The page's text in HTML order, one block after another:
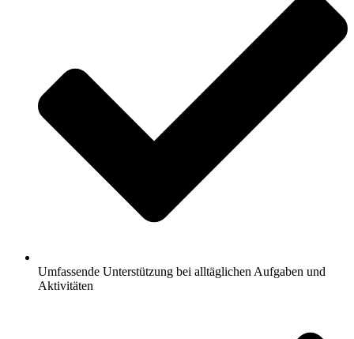
Umfassende Unterstützung bei alltäglichen Aufgaben und
Aktivitäten